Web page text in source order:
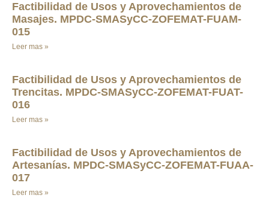
Factibilidad de Usos y Aprovechamientos de
Masajes. MPDC-SMASyCC-ZOFEMAT-FUAM-
015
Leer mas »
Factibilidad de Usos y Aprovechamientos de
Trencitas. MPDC-SMASyCC-ZOFEMAT-FUAT-
016
Leer mas »
Factibilidad de Usos y Aprovechamientos de
Artesanías. MPDC-SMASyCC-ZOFEMAT-FUAA-
017
Leer mas »